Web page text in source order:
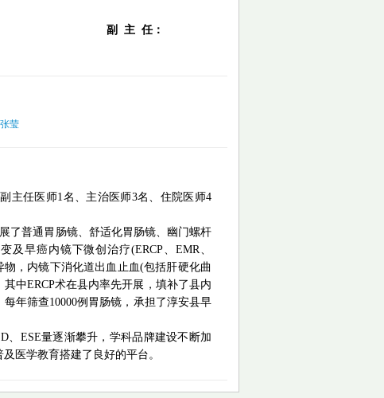
副 主 任：
张莹
主任医师1名、主治医师3名、住院医师4
了普通胃肠镜、舒适化胃肠镜、幽门螺杆
及早癌内镜下微创治疗(ERCP、EMR、
，内镜下消化道出血止血(包括肝硬化曲
其中ERCP术在县内率先开展，填补了县内
每年筛查10000例胃肠镜 ，承担了淳安县早
、ESE量逐渐攀升，学科品牌建设不断加
医学教育搭建了良好的平台。